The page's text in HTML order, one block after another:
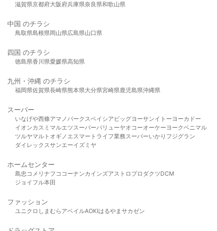
滋賀県京都府大阪府兵庫県奈良県和歌山県
中国 のチラシ
鳥取県島根県岡山県広島県山口県
四国 のチラシ
徳島県香川県愛媛県高知県
九州・沖縄 のチラシ
福岡県佐賀県長崎県熊本県大分県宮崎県鹿児島県沖縄県
スーパー
いなげや西條アマノパークスベイシア ビッグヨーサンイトーヨーカドー
イオンカスミ マルエツスーパーバリューヤオコーオーケー ヨークベニマル
ツルヤマルト オギノ エスマート ライフ業務スーパーいかり フジグラン
ダイレックスサンエーイズミヤ
ホームセンター
島忠 コメリ ナフコ コーナンカインズアストロプロダクツDCM
ジョイフル本田
ファッション
ユニクロ しまむら アベイルAOKIはるやま サカゼン